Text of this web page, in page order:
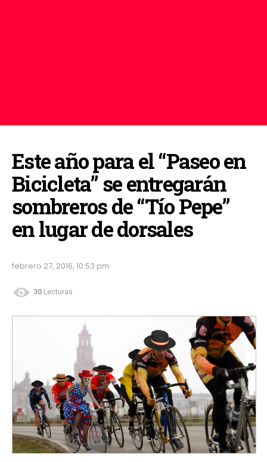
Este año para el “Paseo en
Bicicleta” se entregarán
sombreros de “Tío Pepe”
en lugar de dorsales
febrero 27, 2016, 10:53 pm
30 Lecturas